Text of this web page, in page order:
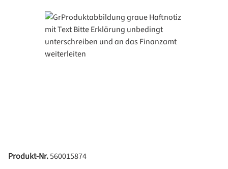
Bildergalerie überspringen
Produkt-Nr.560015874